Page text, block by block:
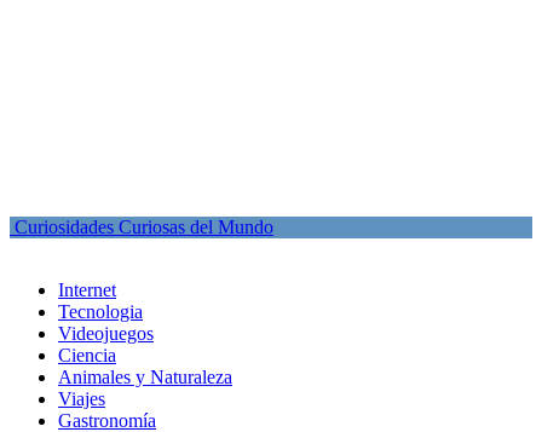
Curiosidades Curiosas del Mundo
Internet
Tecnologia
Videojuegos
Ciencia
Animales y Naturaleza
Viajes
Gastronomía